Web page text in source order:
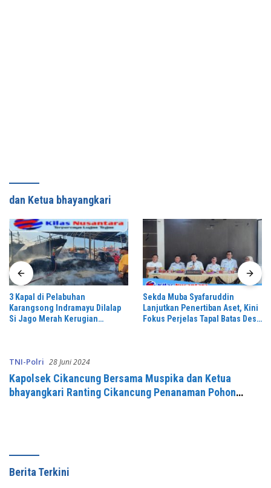
dan Ketua bhayangkari
3 Kapal di Pelabuhan
Karangsong Indramayu Dilalap
Si Jago Merah Kerugian
Sekda Muba Syafaruddin
Lanjutkan Penertiban Aset, Kini
Fokus Perjelas Tapal Batas Desa
TNI-Polri 28 Juni 2024
Kapolsek Cikancung Bersama Muspika dan Ketua
bhayangkari Ranting Cikancung Penanaman Pohon
Berita Terkini